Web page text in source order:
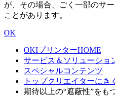
が、その場合、ごく一部のサ
ことがあります。
OK
OKIプリンターHOME
サービス＆ソリューショ
スペシャルコンテンツ
トップクリエイターにき
期待以上の“遮蔽性”をも